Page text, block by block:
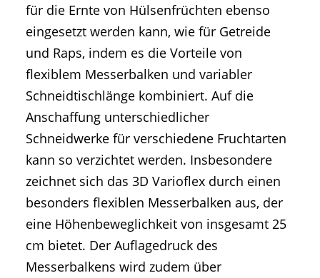
für die Ernte von Hülsenfrüchten ebenso
eingesetzt werden kann, wie für Getreide
und Raps, indem es die Vorteile von
flexiblem Messerbalken und variabler
Schneidtischlänge kombiniert. Auf die
Anschaffung unterschiedlicher
Schneidwerke für verschiedene Fruchtarten
kann so verzichtet werden. Insbesondere
zeichnet sich das 3D Varioflex durch einen
besonders flexiblen Messerbalken aus, der
eine Höhenbeweglichkeit von insgesamt 25
cm bietet. Der Auflagedruck des
Messerbalkens wird zudem über